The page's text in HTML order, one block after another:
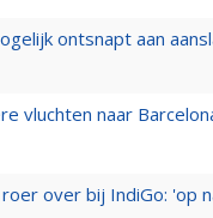
ontsnapt aan
vluchten naar
over bij IndiGo: 'op